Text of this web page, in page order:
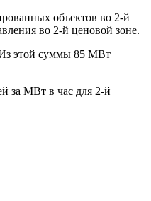
объектов во 2-й
во 2-й ценовой зоне.
Из этой суммы 85 МВт
за МВт в час для 2-й